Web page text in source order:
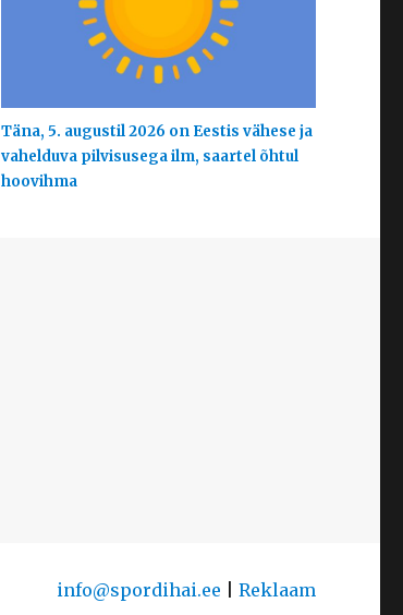
Täna, 5. augustil 2026 on Eestis vähese ja
vahelduva pilvisusega ilm, saartel õhtul
hoovihma
info@spordihai.ee Reklaam